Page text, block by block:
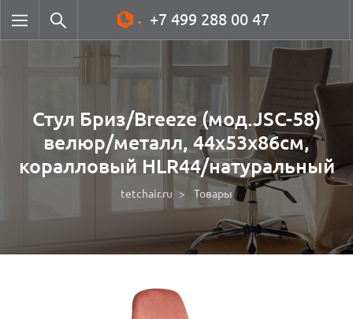
+7 499 288 00 47
Стул Бриз/Breeze (мод.JSC-58)
велюр/металл, 44х53х86см,
коралловый HLR44/натуральный
tetchair.ru Товары